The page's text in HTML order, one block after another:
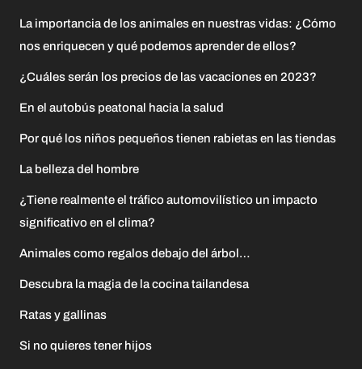
La importancia de los animales en nuestras vidas: ¿Cómo
nos enriquecen y qué podemos aprender de ellos?
¿Cuáles serán los precios de las vacaciones en 2023?
En el autobús peatonal hacia la salud
Por qué los niños pequeños tienen rabietas en las tiendas
La belleza del hombre
¿Tiene realmente el tráfico automovilístico un impacto
significativo en el clima?
Animales como regalos debajo del árbol…
Descubra la magia de la cocina tailandesa
Ratas y gallinas
Si no quieres tener hijos